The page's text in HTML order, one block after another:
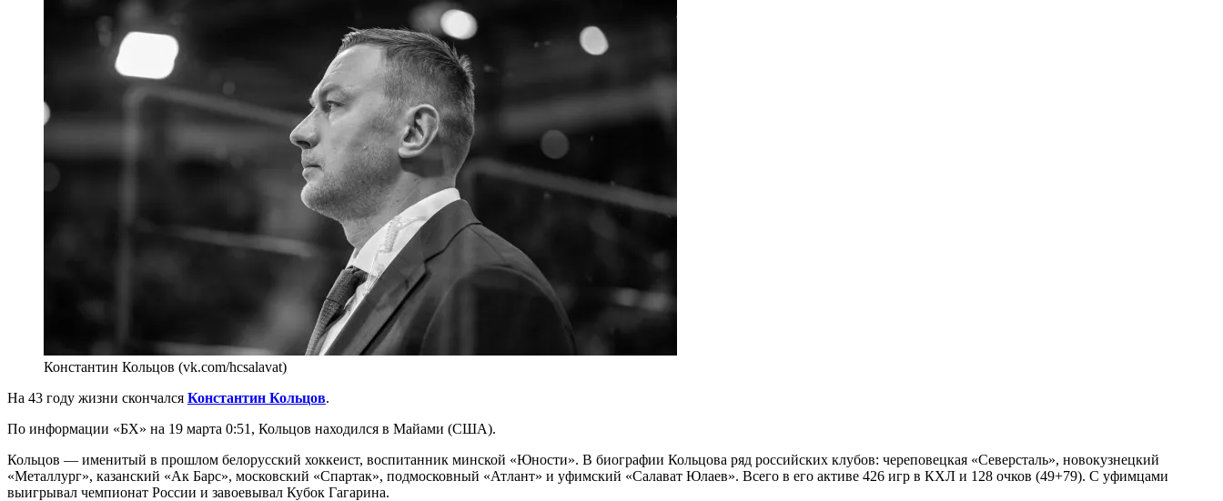
Константин Кольцов (vk.com/hcsalavat)
На 43 году жизни скончался Константин Кольцов.
По информации «БХ» на 19 марта 0:51, Кольцов находился в Майами (США).
Кольцов — именитый в прошлом белорусский хоккеист, воспитанник минской «Юности». В биографии Кольцова ряд российских клубов: череповецкая «Северсталь», новокузнецкий
«Металлург», казанский «Ак Барс», московский «Спартак», подмосковный «Атлант» и уфимский «Салават Юлаев». Всего в его активе 426 игр в КХЛ и 128 очков (49+79). С уфимцами
выигрывал чемпионат России и завоевывал Кубок Гагарина.